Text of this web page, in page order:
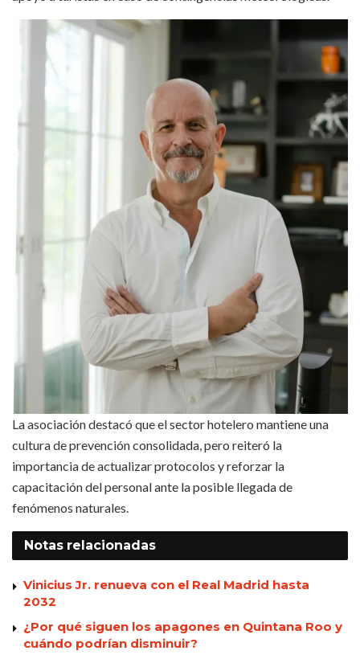
La asociación destacó que el sector hotelero mantiene una
cultura de prevención consolidada, pero reiteró la
importancia de actualizar protocolos y reforzar la
capacitación del personal ante la posible llegada de
fenómenos naturales.
Notas relacionadas
Vinicius Jr. renueva con el Real Madrid hasta
2032
¿Por qué siguen los apagones en Quintana Roo y
cuándo podrían disminuir?